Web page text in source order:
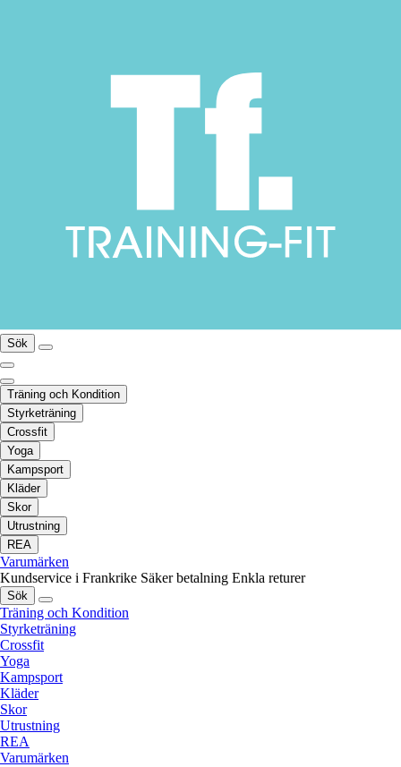
Sök
Träning och Kondition
Styrketräning
Crossfit
Yoga
Kampsport
Kläder
Skor
Utrustning
REA
Varumärken
Kundservice i Frankrike Säker betalning Enkla returer
Sök
Träning och Kondition
Styrketräning
Crossfit
Yoga
Kampsport
Kläder
Skor
Utrustning
REA
Varumärken